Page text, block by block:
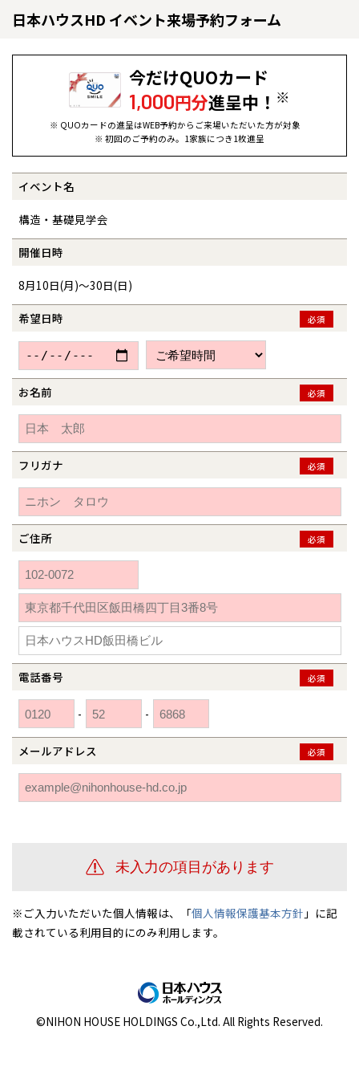
日本ハウスHD イベント来場予約フォーム
今だけQUOカード
1,000円分進呈中！ ※
※ QUOカードの進呈はWEB予約からご来場いただいた方が対象
※ 初回のご予約のみ。1家族につき1枚進呈
イベント名
構造・基礎見学会
開催日時
8月10日(月)～30日(日)
希望日時 必須
お名前 必須
フリガナ 必須
ご住所 必須
電話番号 必須
- -
メールアドレス 必須
※ご入力いただいた個人情報は、「個人情報保護基本方針 」に記
載されている利用目的にのみ利用します。
©NIHON HOUSE HOLDINGS Co.,Ltd. All Rights Reserved.
全国の展示場
北海道
札幌
道央
道北
道東
東北
青森
秋田
山形
宮城
福島
甲信越・北陸
新潟
長野
富山
石川
福井
関東
神奈川
埼玉
千葉
茨城
栃木
群馬
愛知
岐阜
静岡
三重
近畿
大阪
京都
兵庫
奈良
滋賀
中国・四国
岡山
香川
愛媛
鳥取
広島
山口
九州
福岡
佐賀
熊本
宮崎
鹿児島
分譲マンション
※現住所のある都道府県以外の建築予定地の方でも現住所の有るお近
くの展示場又は店舗にお問合せください。
応します。お気軽にご相談ください。
お近くのイベント
北海道
札幌
札幌
小樽
苫小牧千歳
小樽
道北
道南
道東
釧路
東北
青森県
青森
秋田県
秋田
岩手県
盛岡
山形県
宮城県
福島県
郡山
いわき
甲信越・北陸
新潟県
新潟
長岡
山梨県
甲府
長野県
長野
富山県
石川県
福井県
関東
神奈川県
横浜
相模
埼玉県
埼玉
千葉県
柏
茨城県
水戸
栃木県
宇都宮
群馬県
伊勢崎
愛知県
名古屋
岐阜県
静岡県
三重県
近畿
大阪府
大阪
京都府
京都
奈良県
奈良
中国・四国
岡山県
岡山
香川県
高松
愛媛県
松山
九州
福岡県
佐賀県
佐賀
熊本県
熊本
大分県
大分
宮崎県
宮崎
鹿児島県
鹿児島